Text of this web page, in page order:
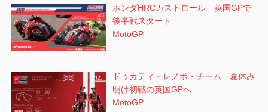
ホンダHRCカストロール 英国GPで
後半戦スタート
MotoGP
ドゥカティ・レノボ・チーム 夏休み
明け初戦の英国GPへ
MotoGP